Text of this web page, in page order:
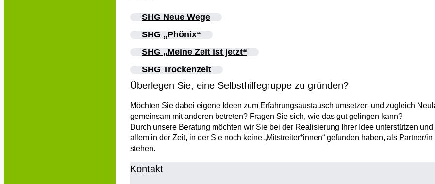
SHG Neue Wege
SHG „Phönix“
SHG „Meine Zeit ist jetzt“
SHG Trockenzeit
Überlegen Sie, eine Selbsthilfegruppe zu gründen?
Möchten Sie dabei eigene Ideen zum Erfahrungsaustausch umsetzen und zugleich
gemeinsam mit anderen betreten? Fragen Sie sich, wie das gut gelingen kann?
Durch unsere Beratung möchten wir Sie bei der Realisierung Ihrer Idee unterstützen und
allem in der Zeit, in der Sie noch keine „Mitstreiter*innen“ gefunden haben, als Partner/in
stehen.
Kontakt